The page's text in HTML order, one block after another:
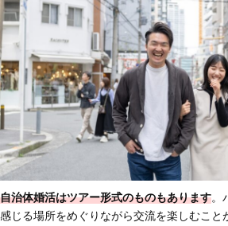
自治体婚活はツアー形式のものもあります。
感じる場所をめぐりながら交流を楽しむこと